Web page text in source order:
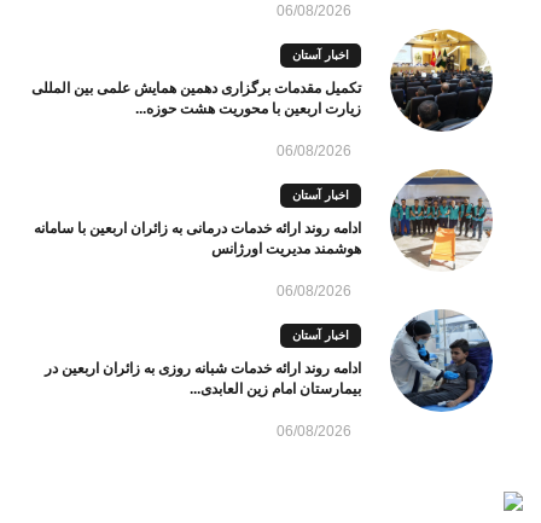
06/08/2026
اخبار آستان
تکمیل مقدمات برگزاری دهمین همایش علمی بین المللی
زیارت اربعین با محوریت هشت حوزه...
06/08/2026
اخبار آستان
ادامه روند ارائه خدمات درمانی به زائران اربعین با سامانه
هوشمند مدیریت اورژانس
06/08/2026
اخبار آستان
ادامه روند ارائه خدمات شبانه روزی به زائران اربعین در
بیمارستان امام زین العابدی...
06/08/2026